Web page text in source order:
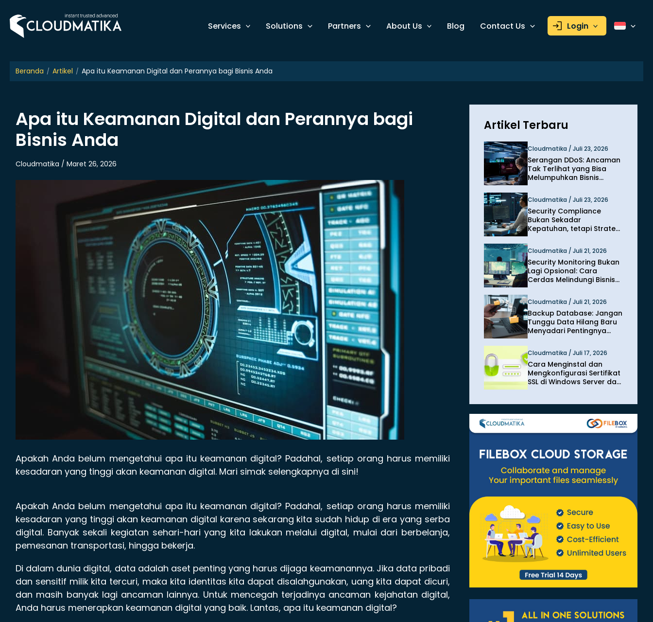
content
Services Solutions Partners About Us Blog Contact Us Login
Beranda Artikel Apa itu Keamanan Digital dan Perannya bagi Bisnis Anda
Apa itu Keamanan Digital dan Perannya bagi
Bisnis Anda
Cloudmatika / Maret 26, 2026
Apakah Anda belum mengetahui apa itu keamanan digital? Padahal, setiap orang harus memiliki
kesadaran yang tinggi akan keamanan digital. Mari simak selengkapnya di sini!
Apakah Anda belum mengetahui apa itu keamanan digital? Padahal, setiap orang harus memiliki
kesadaran yang tinggi akan keamanan digital karena sekarang kita sudah hidup di era yang serba
digital. Banyak sekali kegiatan sehari-hari yang kita lakukan melalui digital, mulai dari berbelanja,
pemesanan transportasi, hingga bekerja.
Di dalam dunia digital, data adalah aset penting yang harus dijaga keamanannya. Jika data pribadi
dan sensitif milik kita tercuri, maka kita identitas kita dapat disalahgunakan, uang kita dapat dicuri,
dan masih banyak lagi ancaman lainnya. Untuk mencegah terjadinya ancaman kejahatan digital,
Anda harus menerapkan keamanan digital yang baik. Lantas, apa itu keamanan digital?
Artikel Terbaru
Cloudmatika / Juli 23, 2026
Serangan DDoS: Ancaman
Tak Terlihat yang Bisa
Melumpuhkan Bisnis
Cloudmatika / Juli 23, 2026
Security Compliance
Bukan Sekadar
Kepatuhan, tetapi Strategi
Cloudmatika / Juli 21, 2026
Security Monitoring Bukan
Lagi Opsional: Cara
Cerdas Melindungi Bisnis
Cloudmatika / Juli 21, 2026
Backup Database: Jangan
Tunggu Data Hilang Baru
Menyadari Pentingnya
Cloudmatika / Juli 17, 2026
Cara Menginstal dan
Mengkonfigurasi Sertifikat
SSL di Windows Server dan